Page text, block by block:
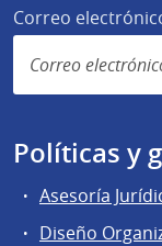
Correo
Políticas y
Asesoría
Diseño